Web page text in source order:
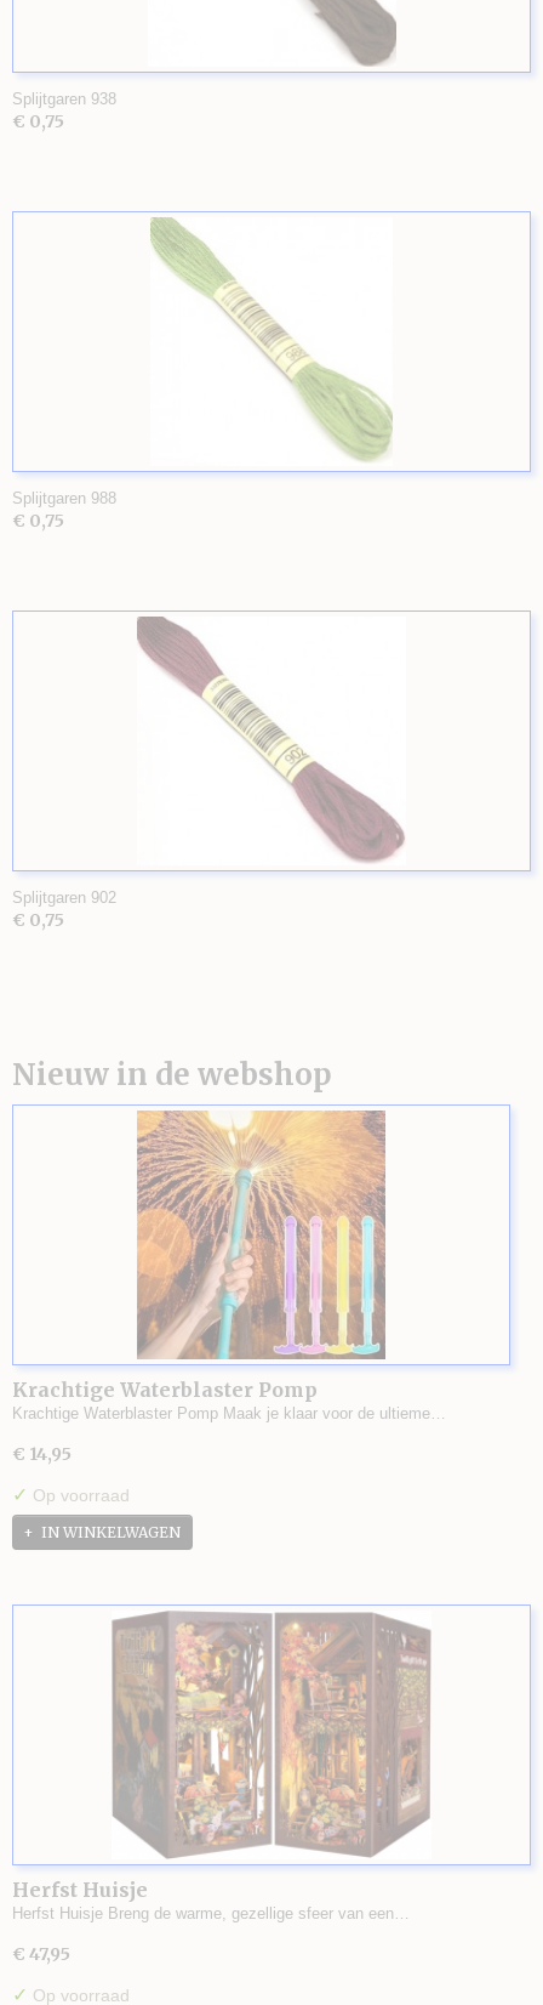
Splijtgaren 938
€ 0,75
Splijtgaren 988
€ 0,75
Splijtgaren 902
€ 0,75
Nieuw in de webshop
Krachtige Waterblaster Pomp
Krachtige Waterblaster Pomp Maak je klaar voor de ultieme…
€ 14,95
✓ Op voorraad
IN WINKELWAGEN
Herfst Huisje
Herfst Huisje Breng de warme, gezellige sfeer van een…
€ 47,95
✓ Op voorraad